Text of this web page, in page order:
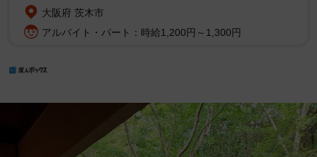
大阪府 茨木市
アルバイト・パート：時給1,200円～1,300円